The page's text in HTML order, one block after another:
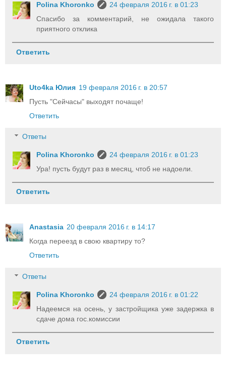
Polina Khoronko
24 февраля 2016 г. в 01:23
Спасибо за комментарий, не ожидала такого
приятного отклика
Ответить
Uto4ka Юлия 19 февраля 2016 г. в 20:57
Пусть "Сейчасы" выходят почаще!
Ответить
Ответы
Polina Khoronko
24 февраля 2016 г. в 01:23
Ура! пусть будут раз в месяц, чтоб не надоели.
Ответить
Anastasia 20 февраля 2016 г. в 14:17
Когда переезд в свою квартиру то?
Ответить
Ответы
Polina Khoronko
24 февраля 2016 г. в 01:22
Надеемся на осень, у застройщика уже задержка в
сдаче дома гос.комиссии
Ответить